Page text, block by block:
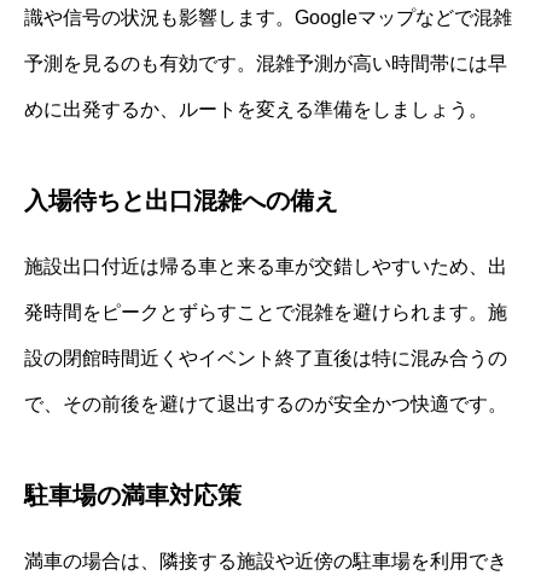
識や信号の状況も影響します。Googleマップなどで混雑
予測を見るのも有効です。混雑予測が高い時間帯には早
めに出発するか、ルートを変える準備をしましょう。
入場待ちと出口混雑への備え
施設出口付近は帰る車と来る車が交錯しやすいため、出
発時間をピークとずらすことで混雑を避けられます。施
設の閉館時間近くやイベント終了直後は特に混み合うの
で、その前後を避けて退出するのが安全かつ快適です。
駐車場の満車対応策
満車の場合は、隣接する施設や近傍の駐車場を利用でき